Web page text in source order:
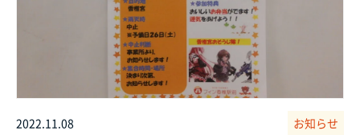
2022.11.08 お知らせ